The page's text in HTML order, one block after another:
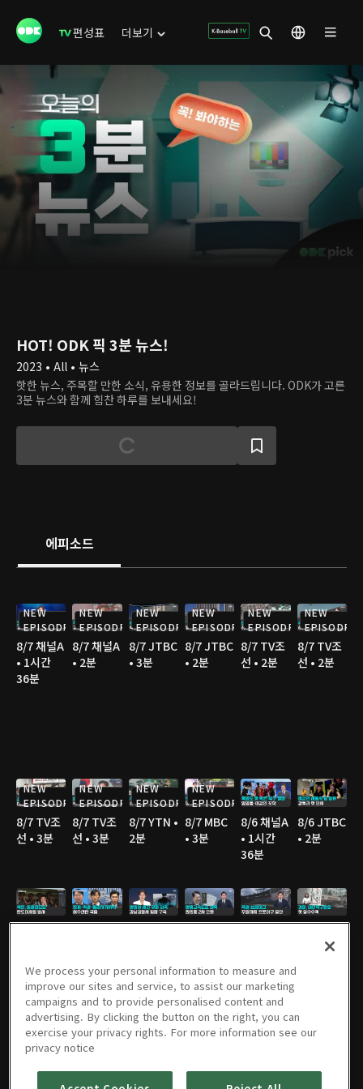
편성표 더보기
HOT! ODK 픽 3분 뉴스!
2023 • All • 뉴스
핫한 뉴스, 주목할 만한 소식, 유용한 정보를 골라드립니다. ODK가 고른
3분 뉴스와 함께 힘찬 하루를 보내세요!
에피소드
NEW
EPISODE
8/7 채널A
• 1시간
36분
NEW
EPISODE
8/7 채널A
• 2분
NEW
EPISODE
8/7 JTBC
• 3분
NEW
EPISODE
8/7 JTBC
• 2분
NEW
EPISODE
8/7 TV조
선 • 2분
NEW
EPISODE
8/7 TV조
선 • 2분
NEW
EPISODE
8/7 TV조
선 • 3분
NEW
EPISODE
8/7 TV조
선 • 3분
NEW
EPISODE
8/7 YTN •
2분
NEW
EPISODE
8/7 MBC
• 3분
8/6 채널A
• 1시간
36분
8/6 JTBC
• 2분
선 • 2분
8/6 TV조
선 • 2분
8/6 TV조
선 • 2분
8/6 KBS •
2분
8/5 채널A
• 1시간
8/5 JTBC
• 2분
8/5 연합
TV • 3분
We process your personal information to measure and
improve our sites and service, to assist our marketing
campaigns and to provide personalised content and
advertising. By clicking the button on the right, you can
exercise your privacy rights. For more information see our
privacy notice